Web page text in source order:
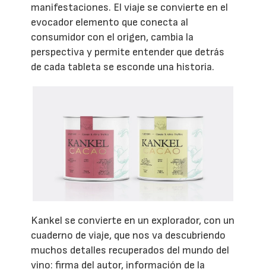
manifestaciones. El viaje se convierte en el
evocador elemento que conecta al
consumidor con el origen, cambia la
perspectiva y permite entender que detrás
de cada tableta se esconde una historia.
Kankel se convierte en un explorador, con un
cuaderno de viaje, que nos va descubriendo
muchos detalles recuperados del mundo del
vino: firma del autor, información de la